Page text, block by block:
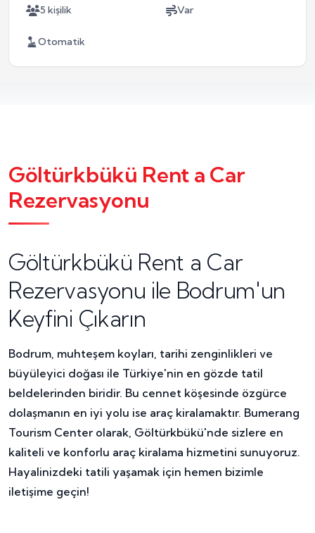
5 kişilik Var
Otomatik
Göltürkbükü Rent a Car
Rezervasyonu
Göltürkbükü Rent a Car
Rezervasyonu ile Bodrum'un
Keyfini Çıkarın
Bodrum, muhteşem koyları, tarihi zenginlikleri ve
büyüleyici doğası ile Türkiye'nin en gözde tatil
beldelerinden biridir. Bu cennet köşesinde özgürce
dolaşmanın en iyi yolu ise araç kiralamaktır. Bumerang
Tourism Center olarak, Göltürkbükü'nde sizlere en
kaliteli ve konforlu araç kiralama hizmetini sunuyoruz.
Hayalinizdeki tatili yaşamak için hemen bizimle
iletişime geçin!